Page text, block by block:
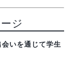
ジ
いを通じて学生